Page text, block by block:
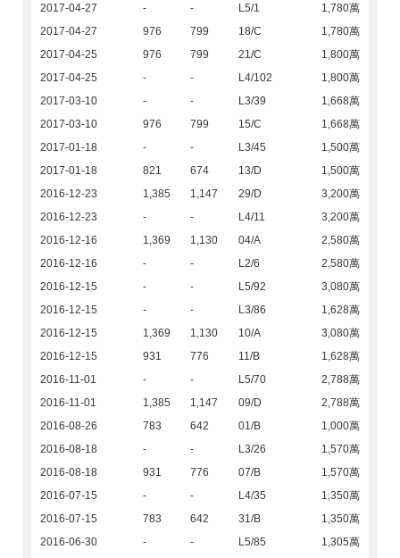
2017-04-27 - - L5/1
1,780萬
2017-04-27
976 799 18/C
1,780萬
2017-04-25
976 799 21/C
1,800萬
2017-04-25
- - L4/102
1,800萬
2017-03-10
- - L3/39
1,668萬
2017-03-10
976 799 15/C
1,668萬
2017-01-18
- - L3/45
1,500萬
2017-01-18
821 674 13/D
1,500萬
2016-12-23
1,385 1,147 29/D
3,200萬
2016-12-23
- - L4/11
3,200萬
2016-12-16
1,369 1,130 04/A
2,580萬
2016-12-16
- - L2/6
2,580萬
2016-12-15
- - L5/92
3,080萬
2016-12-15
- - L3/86
1,628萬
2016-12-15
1,369 1,130 10/A
3,080萬
2016-12-15
931 776 11/B
1,628萬
2016-11-01
- - L5/70
2,788萬
2016-11-01
1,385 1,147 09/D
2,788萬
2016-08-26
783 642 01/B
1,000萬
2016-08-18
- - L3/26
1,570萬
2016-08-18
931 776 07/B
1,570萬
2016-07-15
- - L4/35
1,350萬
2016-07-15
783 642 31/B
1,350萬
2016-06-30
- - L5/85
1,305萬